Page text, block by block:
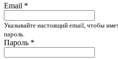
Email *
Указывайте настоящий email, чтобы
пароль.
Пароль *